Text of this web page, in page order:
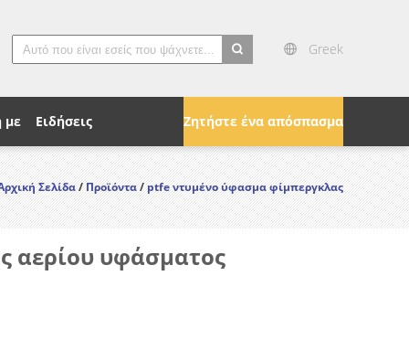
Greek
Ζητήστε ένα απόσπασμα
με Ειδήσεις
Σελίδα/Προϊόντα/ptfe ντυμένο ύφασμα φίμπεργκλας
αερίου υφάσματος